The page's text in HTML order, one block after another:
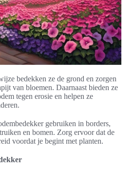
bedekken ze de grond en zorgen
van bloemen. Daarnaast bieden ze
tegen erosie en helpen ze
gebruiken in borders,
en bomen. Zorg ervoor dat de
voordat je begint met planten.